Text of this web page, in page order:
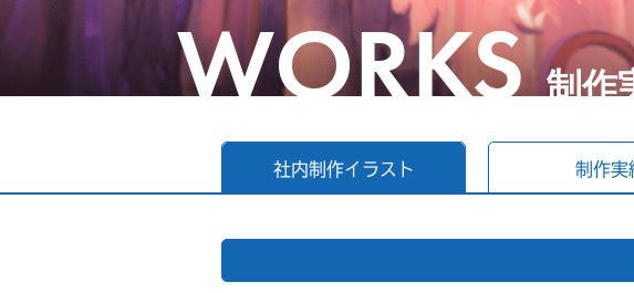
WORKS 制作
社内制作イラスト 制作実